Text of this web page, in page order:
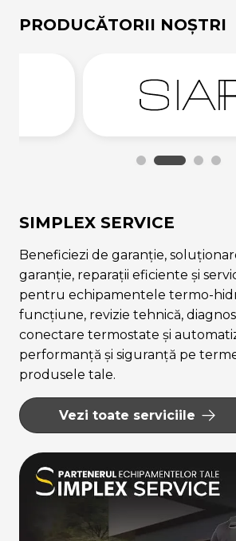
PRODUCĂTORII NOȘTRI
SIMPLEX SERVICE
Beneficiezi de garanție,
garanție, reparații eficiente și
pentru echipamentele termo-
funcțiune, revizie tehnică,
conectare termostate și
performanță și siguranță pe
produsele tale.
Vezi toate serviciile